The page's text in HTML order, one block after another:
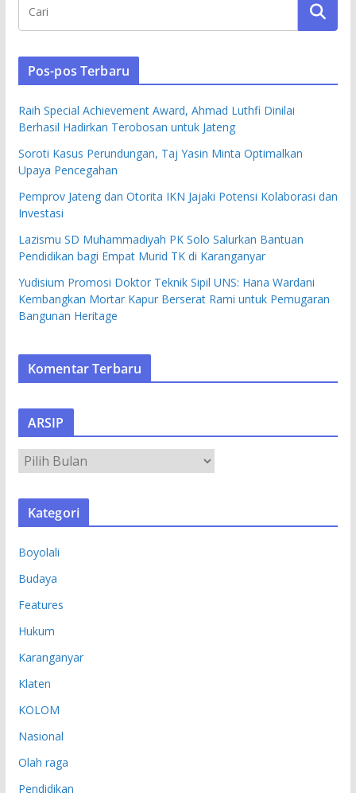
Pos-pos Terbaru
Raih Special Achievement Award, Ahmad Luthfi Dinilai
Berhasil Hadirkan Terobosan untuk Jateng
Soroti Kasus Perundungan, Taj Yasin Minta Optimalkan
Upaya Pencegahan
Pemprov Jateng dan Otorita IKN Jajaki Potensi Kolaborasi dan
Investasi
Lazismu SD Muhammadiyah PK Solo Salurkan Bantuan
Pendidikan bagi Empat Murid TK di Karanganyar
Yudisium Promosi Doktor Teknik Sipil UNS: Hana Wardani
Kembangkan Mortar Kapur Berserat Rami untuk Pemugaran
Bangunan Heritage
Komentar Terbaru
ARSIP
R
S
Kategori
Boyolali
Budaya
Features
Hukum
Karanganyar
Klaten
KOLOM
Nasional
Olah raga
Pendidikan